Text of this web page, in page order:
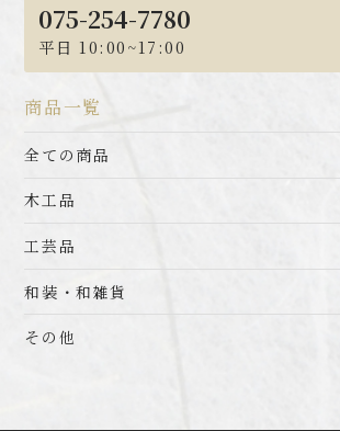
075-254-7780
平日 10:00~17:00
商品一覧
全ての商品
木工品
工芸品
和装・和雑貨
その他